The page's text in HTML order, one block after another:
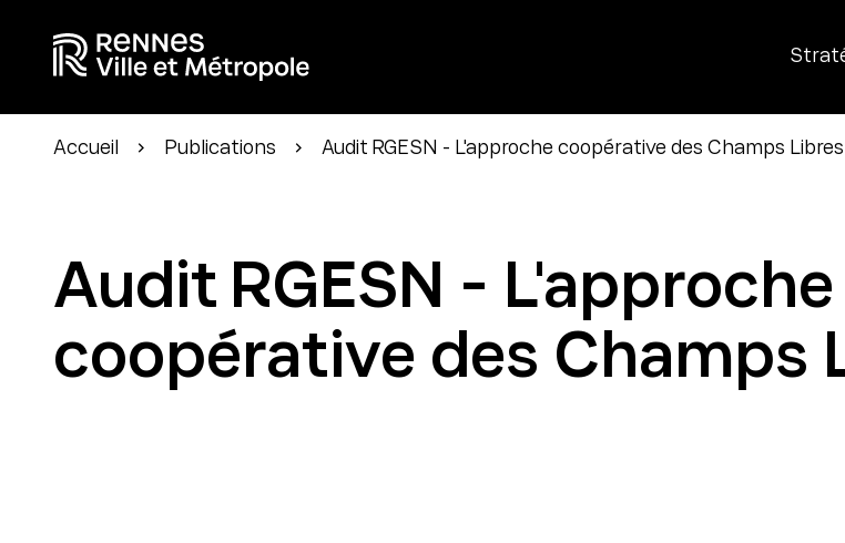
Accueil Publications Audit RGESN - L'approche coopérative des Champs Libres
Audit RGESN - L'approche
coopérative des Champs